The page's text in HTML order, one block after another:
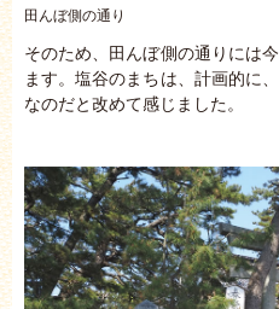
田んぼ側の通り
そのため、田んぼ側の通りには
ます。塩谷のまちは、計画的に
なのだと改めて感じました。